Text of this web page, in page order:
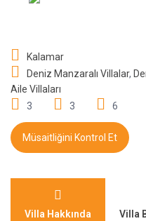
Kalamar
Deniz Manzaralı Villalar,
Aile Villaları
3
3 6
Müsaitliğini Kontrol Et
Villa Hakkında Villa